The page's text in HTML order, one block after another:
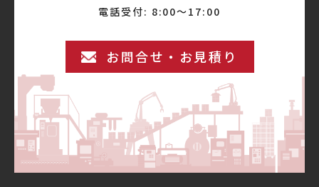
電話受付: 8:00〜17:00
お問合せ・お見積り